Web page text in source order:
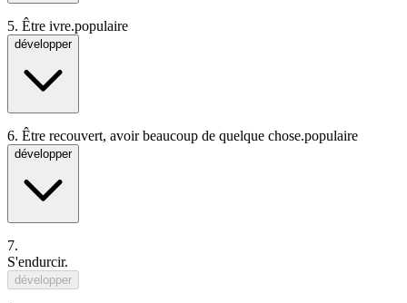
5. Être ivre.populaire
développer
6. Être recouvert, avoir beaucoup de quelque chose.populaire
développer
7.
S'endurcir.
développer